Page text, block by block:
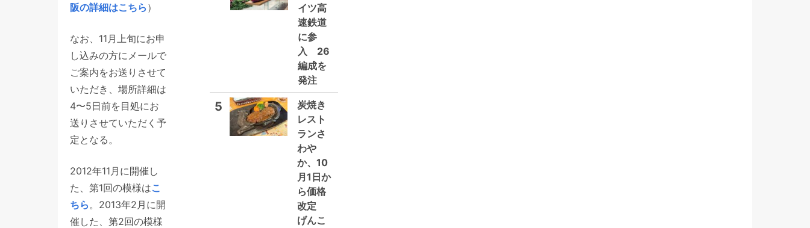
阪の詳細はこちら ）
なお、11月上旬にお申
し込みの方にメールで
ご案内をお送りさせて
いただき、場所詳細は
4〜5日前を目処にお
送りさせていただく予
定となる。
2012年11月に開催し
た、第1回の模様はこ
ちら。2013年2月に開
催した、第2回の模様
イツ高
速鉄道
に参
入 26
編成を
発注
5
炭焼き
レスト
ランさ
わや
か、10
月1日か
ら価格
改定
げんこ